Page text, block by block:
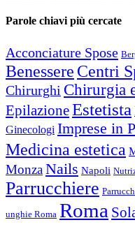
Parole chiavi più cercate
Acconciature Spose
Benessere Centri
Chirurghi Chirurgia
EpilazioneEstetista
Ginecologi Imprese in
Medicina estetica
MonzaNails Napoli
Parrucchiere
unghie Roma Roma